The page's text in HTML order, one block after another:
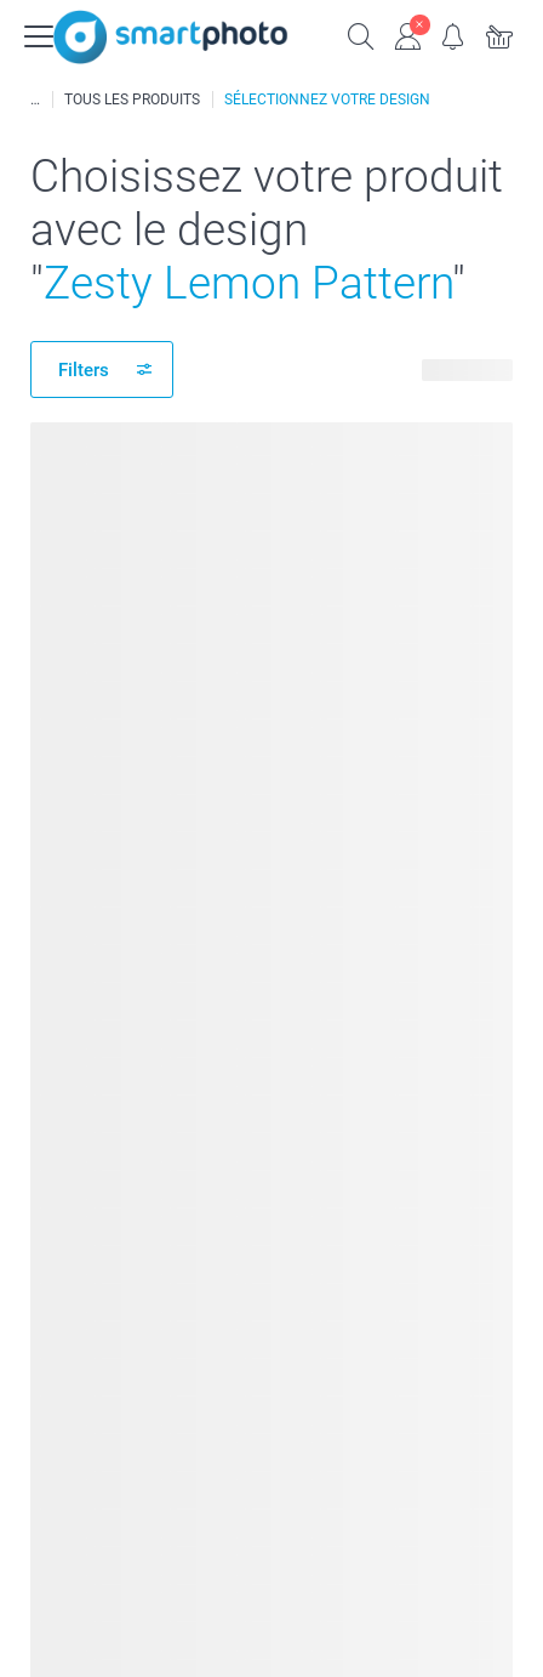
TOUS LES PRODUITS SÉLECTIONNEZ VOTRE DESIGN
Choisissez votre produit
avec le design
"Zesty Lemon Pattern"
Filters